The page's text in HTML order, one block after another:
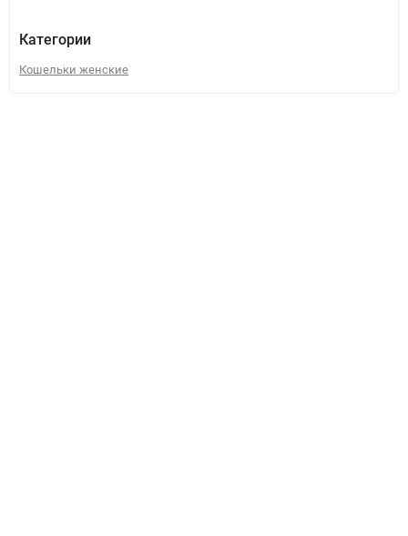
Категории
Кошельки женские